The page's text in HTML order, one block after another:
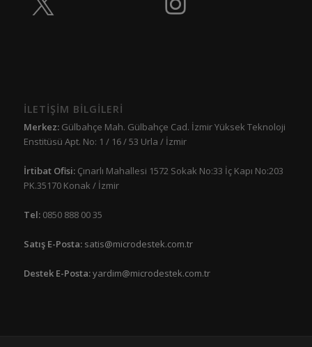
İLETİŞİM BİLGİLERİ
Merkez:Gülbahçe Mah. Gülbahçe Cad. İzmir Yüksek Teknoloji
Enstitüsü Apt. No: 1 / 16 / 53 Urla / İzmir
İrtibat Ofisi: Çınarlı Mahallesi 1572 Sokak No:33 İç Kapı No:203
PK.35170 Konak / İzmir
Tel:0850 888 00 35
Satış E-Posta: satis@microdestek.com.tr
Destek E-Posta:yardim@microdestek.com.tr